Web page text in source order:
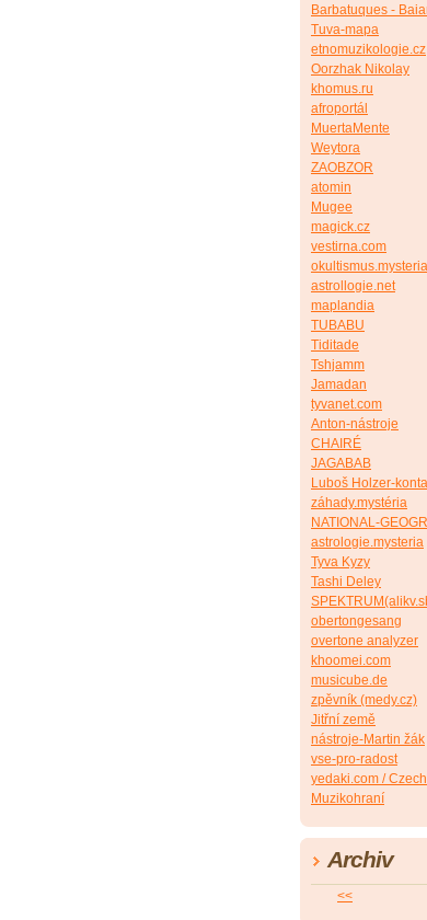
Barbatuques -
Tuva-mapa
etnomuzikologie.cz
Oorzhak Nikolay
khomus.ru
afroportál
MuertaMente
Weytora
ZAOBZOR
atomin
Mugee
magick.cz
vestirna.com
astrollogie.net
maplandia
TUBABU
Tiditade
Tshjamm
Jamadan
tyvanet.com
Anton-nástroje
CHAIRÉ
JAGABAB
Luboš Holzer-
záhady.mystéria
NATIONAL-
astrologie.mysteria
Tyva Kyzy
Tashi Deley
obertongesang
overtone analyzer
khoomei.com
musicube.de
zpěvník (medy.cz)
Jitřní země
nástroje-Martin žák
vse-pro-radost
yedaki.com /
Muzikohraní
Archiv
<<